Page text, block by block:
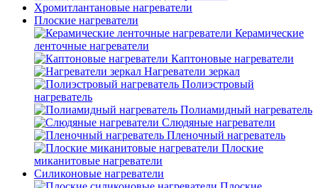
Хромитлантановые нагреватели
Плоские нагреватели
Керамические
ленточные нагреватели
Каптоновые нагреватели
Нагреватели зеркал
Полиэстровый
нагреватель
Полиамидный нагреватель
Слюдяные нагреватели
Пленочный нагреватель
Плоские
миканитовые нагреватели
Силиконовые нагреватели